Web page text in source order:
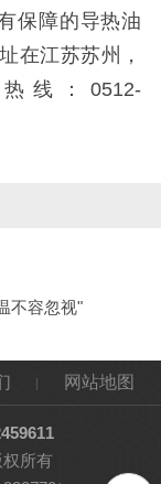
保障的导热油
在江苏苏州，
线：0512-
不容忽视"
网站地图
所有